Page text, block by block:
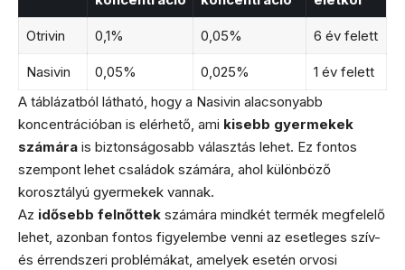
Otrivin 0,1% 0,05% 6 év felett
Nasivin 0,05% 0,025%
1 év felett
A táblázatból látható, hogy a Nasivin alacsonyabb
koncentrációban is elérhető, ami kisebb gyermekek
számára is biztonságosabb választás lehet. Ez fontos
szempont lehet családok számára, ahol különböző
korosztályú gyermekek vannak.
Az idősebb felnőttek számára mindkét termék megfelelő
lehet, azonban fontos figyelembe venni az esetleges szív-
és érrendszeri problémákat, amelyek esetén orvosi